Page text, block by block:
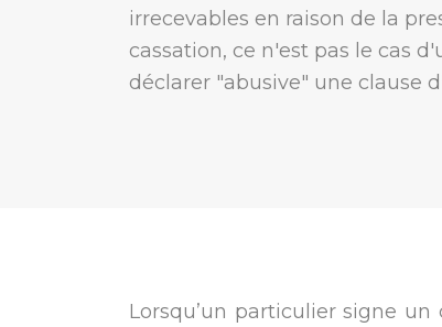
irrecevables en raison de la
cassation, ce n'est pas le cas
déclarer "abusive" une clause
Lorsqu’un particulier signe